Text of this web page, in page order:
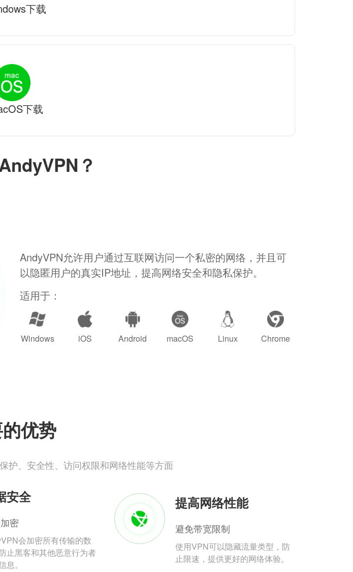
？
AndyVPN允许用户通过互联网访问一个私密的网络，并且可
以隐匿用户的真实IP地址，提高网络安全和隐私保护。
适用于：
Windows iOS Android macOS Linux Chrome
优势
护、安全性、访问权限和网络性能等方面
安全
密
会加密所有传输的数
止黑客和其他恶意行为者
息。
提高网络性能
避免带宽限制
使用VPN可以隐藏流量类型，防
止限速，提供更好的网络体验。
下载
下载